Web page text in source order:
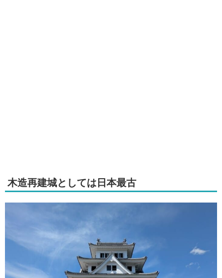
木造再建城としては日本最古